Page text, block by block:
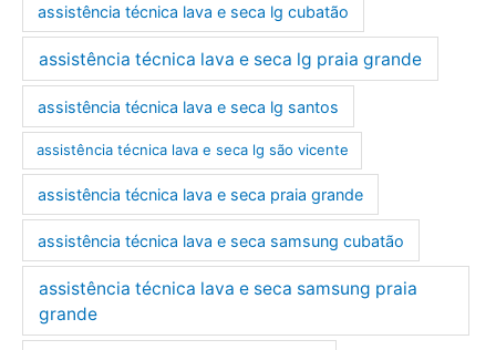
assistência técnica lava e seca lg cubatão
assistência técnica lava e seca lg praia grande
assistência técnica lava e seca lg santos
assistência técnica lava e seca lg são vicente
assistência técnica lava e seca praia grande
assistência técnica lava e seca samsung cubatão
assistência técnica lava e seca samsung praia
grande